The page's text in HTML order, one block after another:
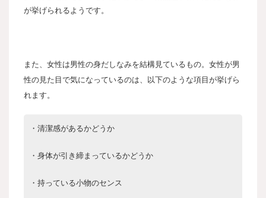
が挙げられるようです。
また、女性は男性の身だしなみを結構見ているもの。女性が男
性の見た目で気になっているのは、以下のような項目が挙げら
れます。
・清潔感があるかどうか
・身体が引き締まっているかどうか
・持っている小物のセンス